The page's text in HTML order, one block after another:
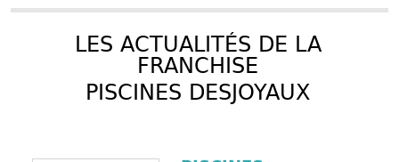
LES ACTUALITÉS DE LA
FRANCHISE
PISCINES DESJOYAUX